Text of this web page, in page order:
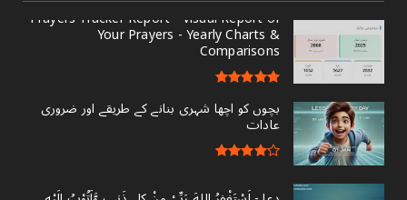
Prayers Tracker Report - Visual Report of
Your Prayers - Yearly Charts &
Comparisons
بچوں کو اچھا شہری بنانے کے طریقے اور ضروری
عادات